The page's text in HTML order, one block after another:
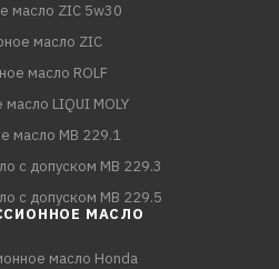
масло ZIC 5w30
масло ZIC
масло ROLF
LIQUI MOLY
масло MB 229.1
с допуском MB 229.3
с допуском MB 229.5
МАСЛО
масло Honda